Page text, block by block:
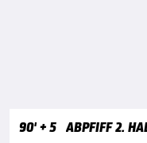
90'+ 5 ABPFIFF 2.